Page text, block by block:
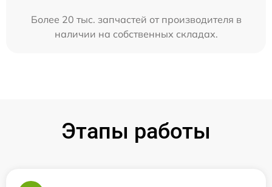
Более 20 тыс. запчастей от производителя в
наличии на собственных складах.
Этапы работы